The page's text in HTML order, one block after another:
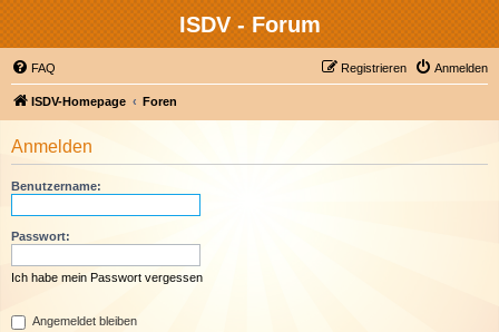
ISDV - Forum
FAQ Anmelden
Registrieren
ISDV-Homepage Foren
Anmelden
Benutzername:
Passwort:
Ich habe mein Passwort vergessen
Angemeldet bleiben